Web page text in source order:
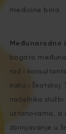
medicine bola.
Međunarodno
bogato
rad i
Iraku i
načelnika
ustanovama, a
zbrinjavanje u